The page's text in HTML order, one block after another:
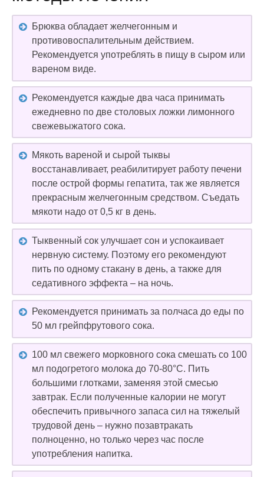
Брюква обладает желчегонным и
противовоспалительным действием.
Рекомендуется употреблять в пищу в сыром или
вареном виде.
Рекомендуется каждые два часа принимать
ежедневно по две столовых ложки лимонного
свежевыжатого сока.
Мякоть вареной и сырой тыквы
восстанавливает, реабилитирует работу печени
после острой формы гепатита, так же является
прекрасным желчегонным средством. Съедать
мякоти надо от 0,5 кг в день.
Тыквенный сок улучшает сон и успокаивает
нервную систему. Поэтому его рекомендуют
пить по одному стакану в день, а также для
седативного эффекта – на ночь.
Рекомендуется принимать за полчаса до еды по
50 мл грейпфрутового сока.
100 мл свежего морковного сока смешать со 100
мл подогретого молока до 70-80°С. Пить
большими глотками, заменяя этой смесью
завтрак. Если полученные калории не могут
обеспечить привычного запаса сил на тяжелый
трудовой день – нужно позавтракать
полноценно, но только через час после
употребления напитка.